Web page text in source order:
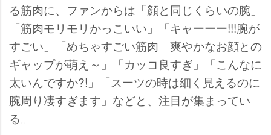
る筋肉に、ファンからは「顔と同じくらいの腕」
「筋肉モリモリかっこいい」「キャーーー!!!腕が
すごい」「めちゃすごい筋肉 爽やかなお顔との
ギャップが萌え～」「カッコ良すぎ」「こんなに
太いんですか?!」「スーツの時は細く見えるのに
腕周り凄すぎます」などと、注目が集まってい
る。